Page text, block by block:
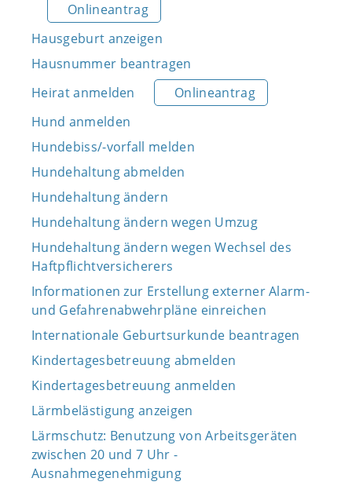
Onlineantrag
Hausgeburt anzeigen
Hausnummer beantragen
Heirat anmelden
Onlineantrag
Hund anmelden
Hundebiss/-vorfall melden
Hundehaltung abmelden
Hundehaltung ändern
Hundehaltung ändern wegen Umzug
Hundehaltung ändern wegen Wechsel des
Haftpflichtversicherers
Informationen zur Erstellung externer Alarm-
und Gefahrenabwehrpläne einreichen
Internationale Geburtsurkunde beantragen
Kindertagesbetreuung abmelden
Kindertagesbetreuung anmelden
Lärmbelästigung anzeigen
Lärmschutz: Benutzung von Arbeitsgeräten
zwischen 20 und 7 Uhr -
Ausnahmegenehmigung